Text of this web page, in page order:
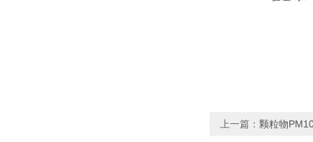
上一篇： 颗粒物